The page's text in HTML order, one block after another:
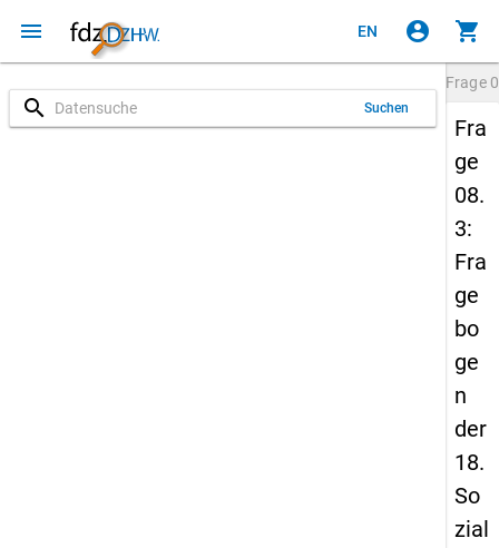
menu EN account_circle shopping_cart
search Suchen
Frage
Fra
ge
08.
3:
Fra
ge
bo
ge
n
der
18.
So
zial